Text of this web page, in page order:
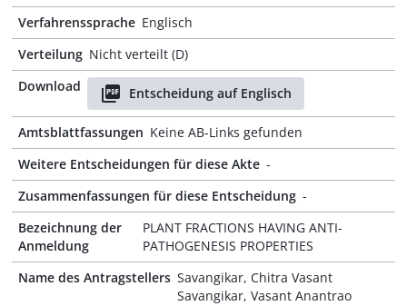
Verfahrenssprache Englisch
Verteilung Nicht verteilt (D)
Download
Entscheidung auf Englisch
Amtsblattfassungen Keine AB-Links gefunden
Weitere Entscheidungen für diese Akte -
Zusammenfassungen für diese Entscheidung -
Bezeichnung der
Anmeldung
PLANT FRACTIONS HAVING ANTI-
PATHOGENESIS PROPERTIES
Name des Antragstellers Savangikar, Chitra Vasant
Savangikar, Vasant Anantrao